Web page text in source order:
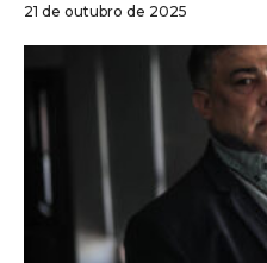
21 de outubro de 2025